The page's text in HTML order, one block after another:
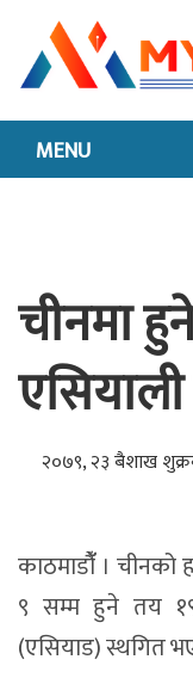
MENU
चीनमा
२०७९, २३ बैशाख
काठमाडौंँ ।
९ सम्म हुने तय
(एसियाड) स्थगित